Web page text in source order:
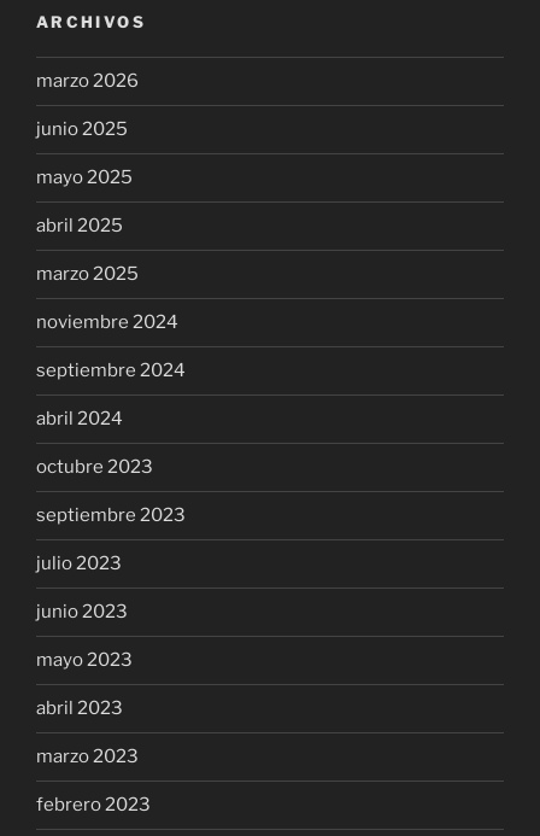
ARCHIVOS
marzo 2026
junio 2025
mayo 2025
abril 2025
marzo 2025
noviembre 2024
septiembre 2024
abril 2024
octubre 2023
septiembre 2023
julio 2023
junio 2023
mayo 2023
abril 2023
marzo 2023
febrero 2023